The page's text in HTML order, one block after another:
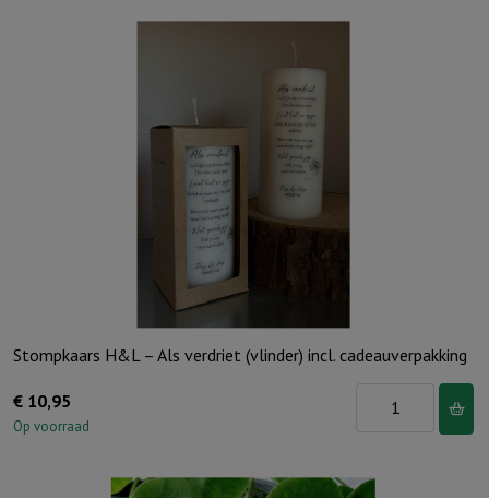
Stompkaars H&L – Als verdriet (vlinder) incl. cadeauverpakking
€ 10,95
Op voorraad
Stompkaars
Als